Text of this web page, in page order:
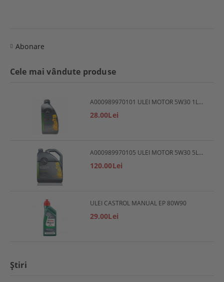
Abonare
Cele mai vândute produse
A000989970101 ULEI MOTOR 5W30 1L MERCEDES
28.00Lei
A000989970105 ULEI MOTOR 5W30 5L MERCEDES
120.00Lei
ULEI CASTROL MANUAL EP 80W90
29.00Lei
Ştiri